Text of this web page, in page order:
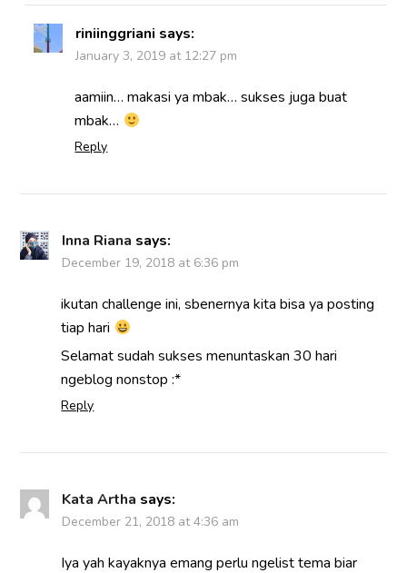
riniinggriani says:
January 3, 2019 at 12:27 pm
aamiin… makasi ya mbak… sukses juga buat
mbak…
Reply
Inna Riana says:
December 19, 2018 at 6:36 pm
ikutan challenge ini, sbenernya kita bisa ya posting
tiap hari
Selamat sudah sukses menuntaskan 30 hari
ngeblog nonstop :*
Reply
Kata Artha says:
December 21, 2018 at 4:36 am
Iya yah kayaknya emang perlu ngelist tema biar